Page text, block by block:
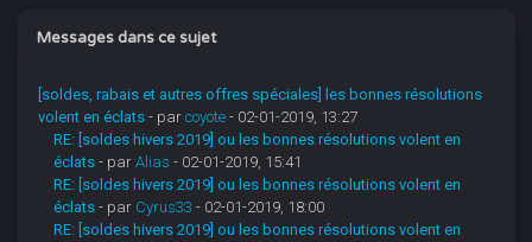
Messages dans ce sujet
[soldes, rabais et autres offres spéciales] les bonnes résolutions
volent en éclats - parcoyote - 02-01-2019, 13:27
RE: [soldes hivers 2019] ou les bonnes résolutions volent en
éclats - parAlias - 02-01-2019, 15:41
RE: [soldes hivers 2019] ou les bonnes résolutions volent en
éclats - par Cyrus33 - 02-01-2019, 18:00
RE: [soldes hivers 2019] ou les bonnes résolutions volent en